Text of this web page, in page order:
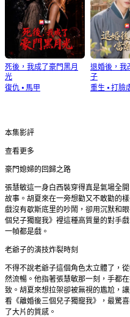
死後，我成了豪門黑月
光
復仇 ⦁ 馬甲
退婚後，我
子
重生 ⦁ 打臉
本集影評
查看更多
豪門媳婦的回歸之路
張慧敏這一身白西裝穿得真是氣場全
故事。胡夏來在一旁想勸又不敢勸的
戲沒有歇斯底里的吵鬧，卻用沉默和
個兒子獨寵我》裡這種高質量的對手
一幀都是戲。
老爺子的演技炸裂時刻
不得不說老爺子這個角色太立體了，
然流暢。他指著張慧敏那一刻，手都
致。胡夏來想拉架卻被無視的尷尬，
看《離婚後三個兒子獨寵我》，最驚
了大片的質感。